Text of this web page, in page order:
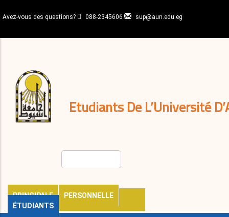
au
principal
Avez-vous des questions? 088-2345606 sup@aun.edu.eg
Etudiants De L’Université
PRINCIPALE
PERSONNELLE
ÉTUDIANTS
décisions
Expatriés
Journal